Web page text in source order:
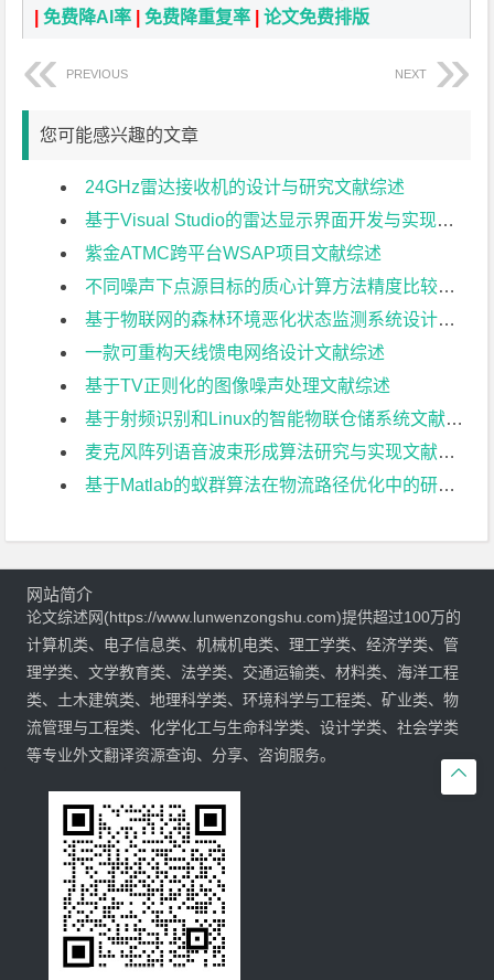
|免费降AI率 |免费降重复率 |论文免费排版
PREVIOUS NEXT
您可能感兴趣的文章
24GHz雷达接收机的设计与研究文献综述
基于Visual Studio的雷达显示界面开发与实现文献综述
紫金ATMC跨平台WSAP项目文献综述
不同噪声下点源目标的质心计算方法精度比较文献综述
基于物联网的森林环境恶化状态监测系统设计文献综述
一款可重构天线馈电网络设计文献综述
基于TV正则化的图像噪声处理文献综述
基于射频识别和Linux的智能物联仓储系统文献综述
麦克风阵列语音波束形成算法研究与实现文献综述
基于Matlab的蚁群算法在物流路径优化中的研究文献综述

网站简介
论文综述网(https://www.lunwenzongshu.com)提供超过100万的
计算机类、电子信息类、机械机电类、理工学类、经济学类、管
理学类、文学教育类、法学类、交通运输类、材料类、海洋工程
类、土木建筑类、地理科学类、环境科学与工程类、矿业类、物
流管理与工程类、化学化工与生命科学类、设计学类、社会学类
等专业外文翻译资源查询、分享、咨询服务。